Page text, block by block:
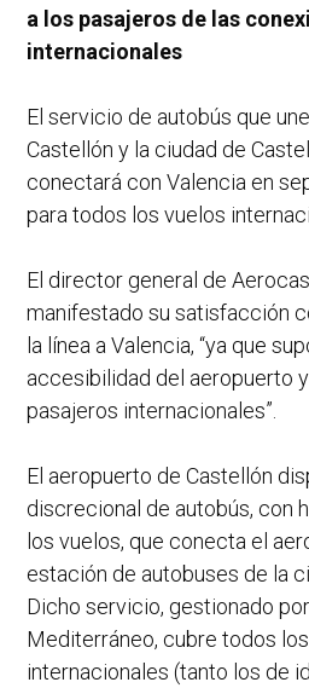
a los pasajeros de las
internacionales
El servicio de autobús que
Castellón y la ciudad de
conectará con Valencia en
para todos los vuelos
El director general de
manifestado su satisfacción
la línea a Valencia, “ya que
accesibilidad del aeropuerto
pasajeros internacionales”.
El aeropuerto de Castellón
discrecional de autobús, con
los vuelos, que conecta el
estación de autobuses de la
Dicho servicio, gestionado
Mediterráneo, cubre todos
internacionales (tanto los de